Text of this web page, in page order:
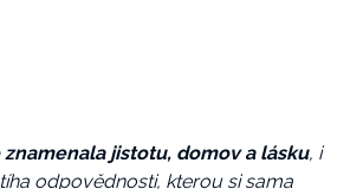
jistotu, domov a lásku, i
odpovědnosti, kterou si sama